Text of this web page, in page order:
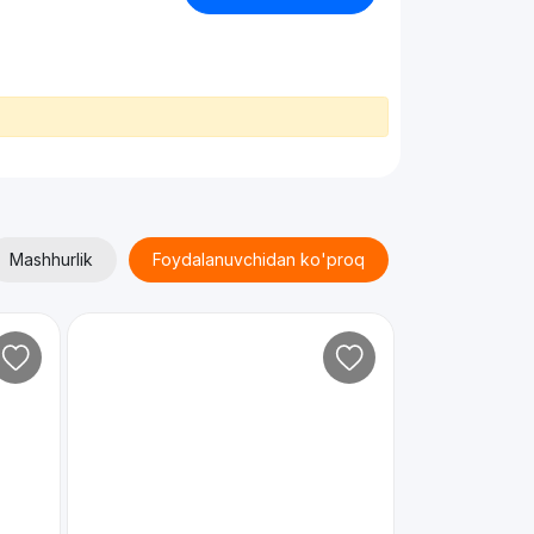
Mashhurlik Foydalanuvchidan ko'proq